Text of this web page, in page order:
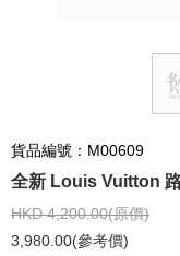
貨品編號：M00609
全新 Louis Vuitton
HKD 4,200.00(原價)
3,980.00(參考價)